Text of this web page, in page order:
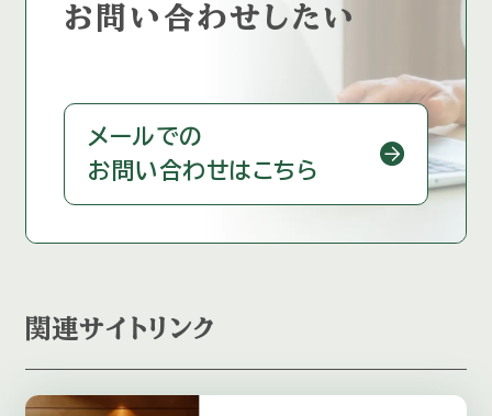
お問い合わせしたい
メールでの
お問い合わせはこちら
関連サイトリンク